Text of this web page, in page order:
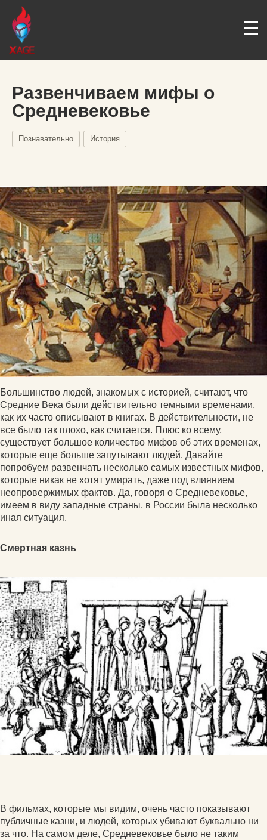
Развенчиваем мифы о
Средневековье
Познавательно История
Большинство людей, знакомых с историей, считают, что
Средние Века были действительно темными временами,
как их часто описывают в книгах. В действительности, не
все было так плохо, как считается. Плюс ко всему,
существует большое количество мифов об этих временах,
которые еще больше запутывают людей. Давайте
попробуем развенчать несколько самых известных мифов,
которые никак не хотят умирать, даже под влиянием
неопровержимых фактов. Да, говоря о Средневековье,
имеем в виду западные страны, в России была несколько
иная ситуация.
Смертная казнь
В фильмах, которые мы видим, очень часто показывают
публичные казни, и людей, которых убивают буквально ни
за что. На самом деле, Средневековье было не таким